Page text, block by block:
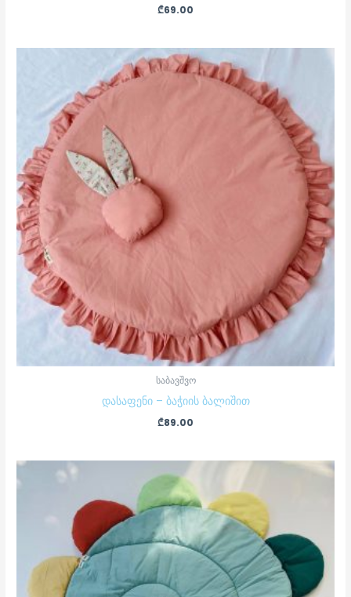
₾69.00
საბავშვო
დასაფენი – ბაჭიის ბალიშით
₾89.00